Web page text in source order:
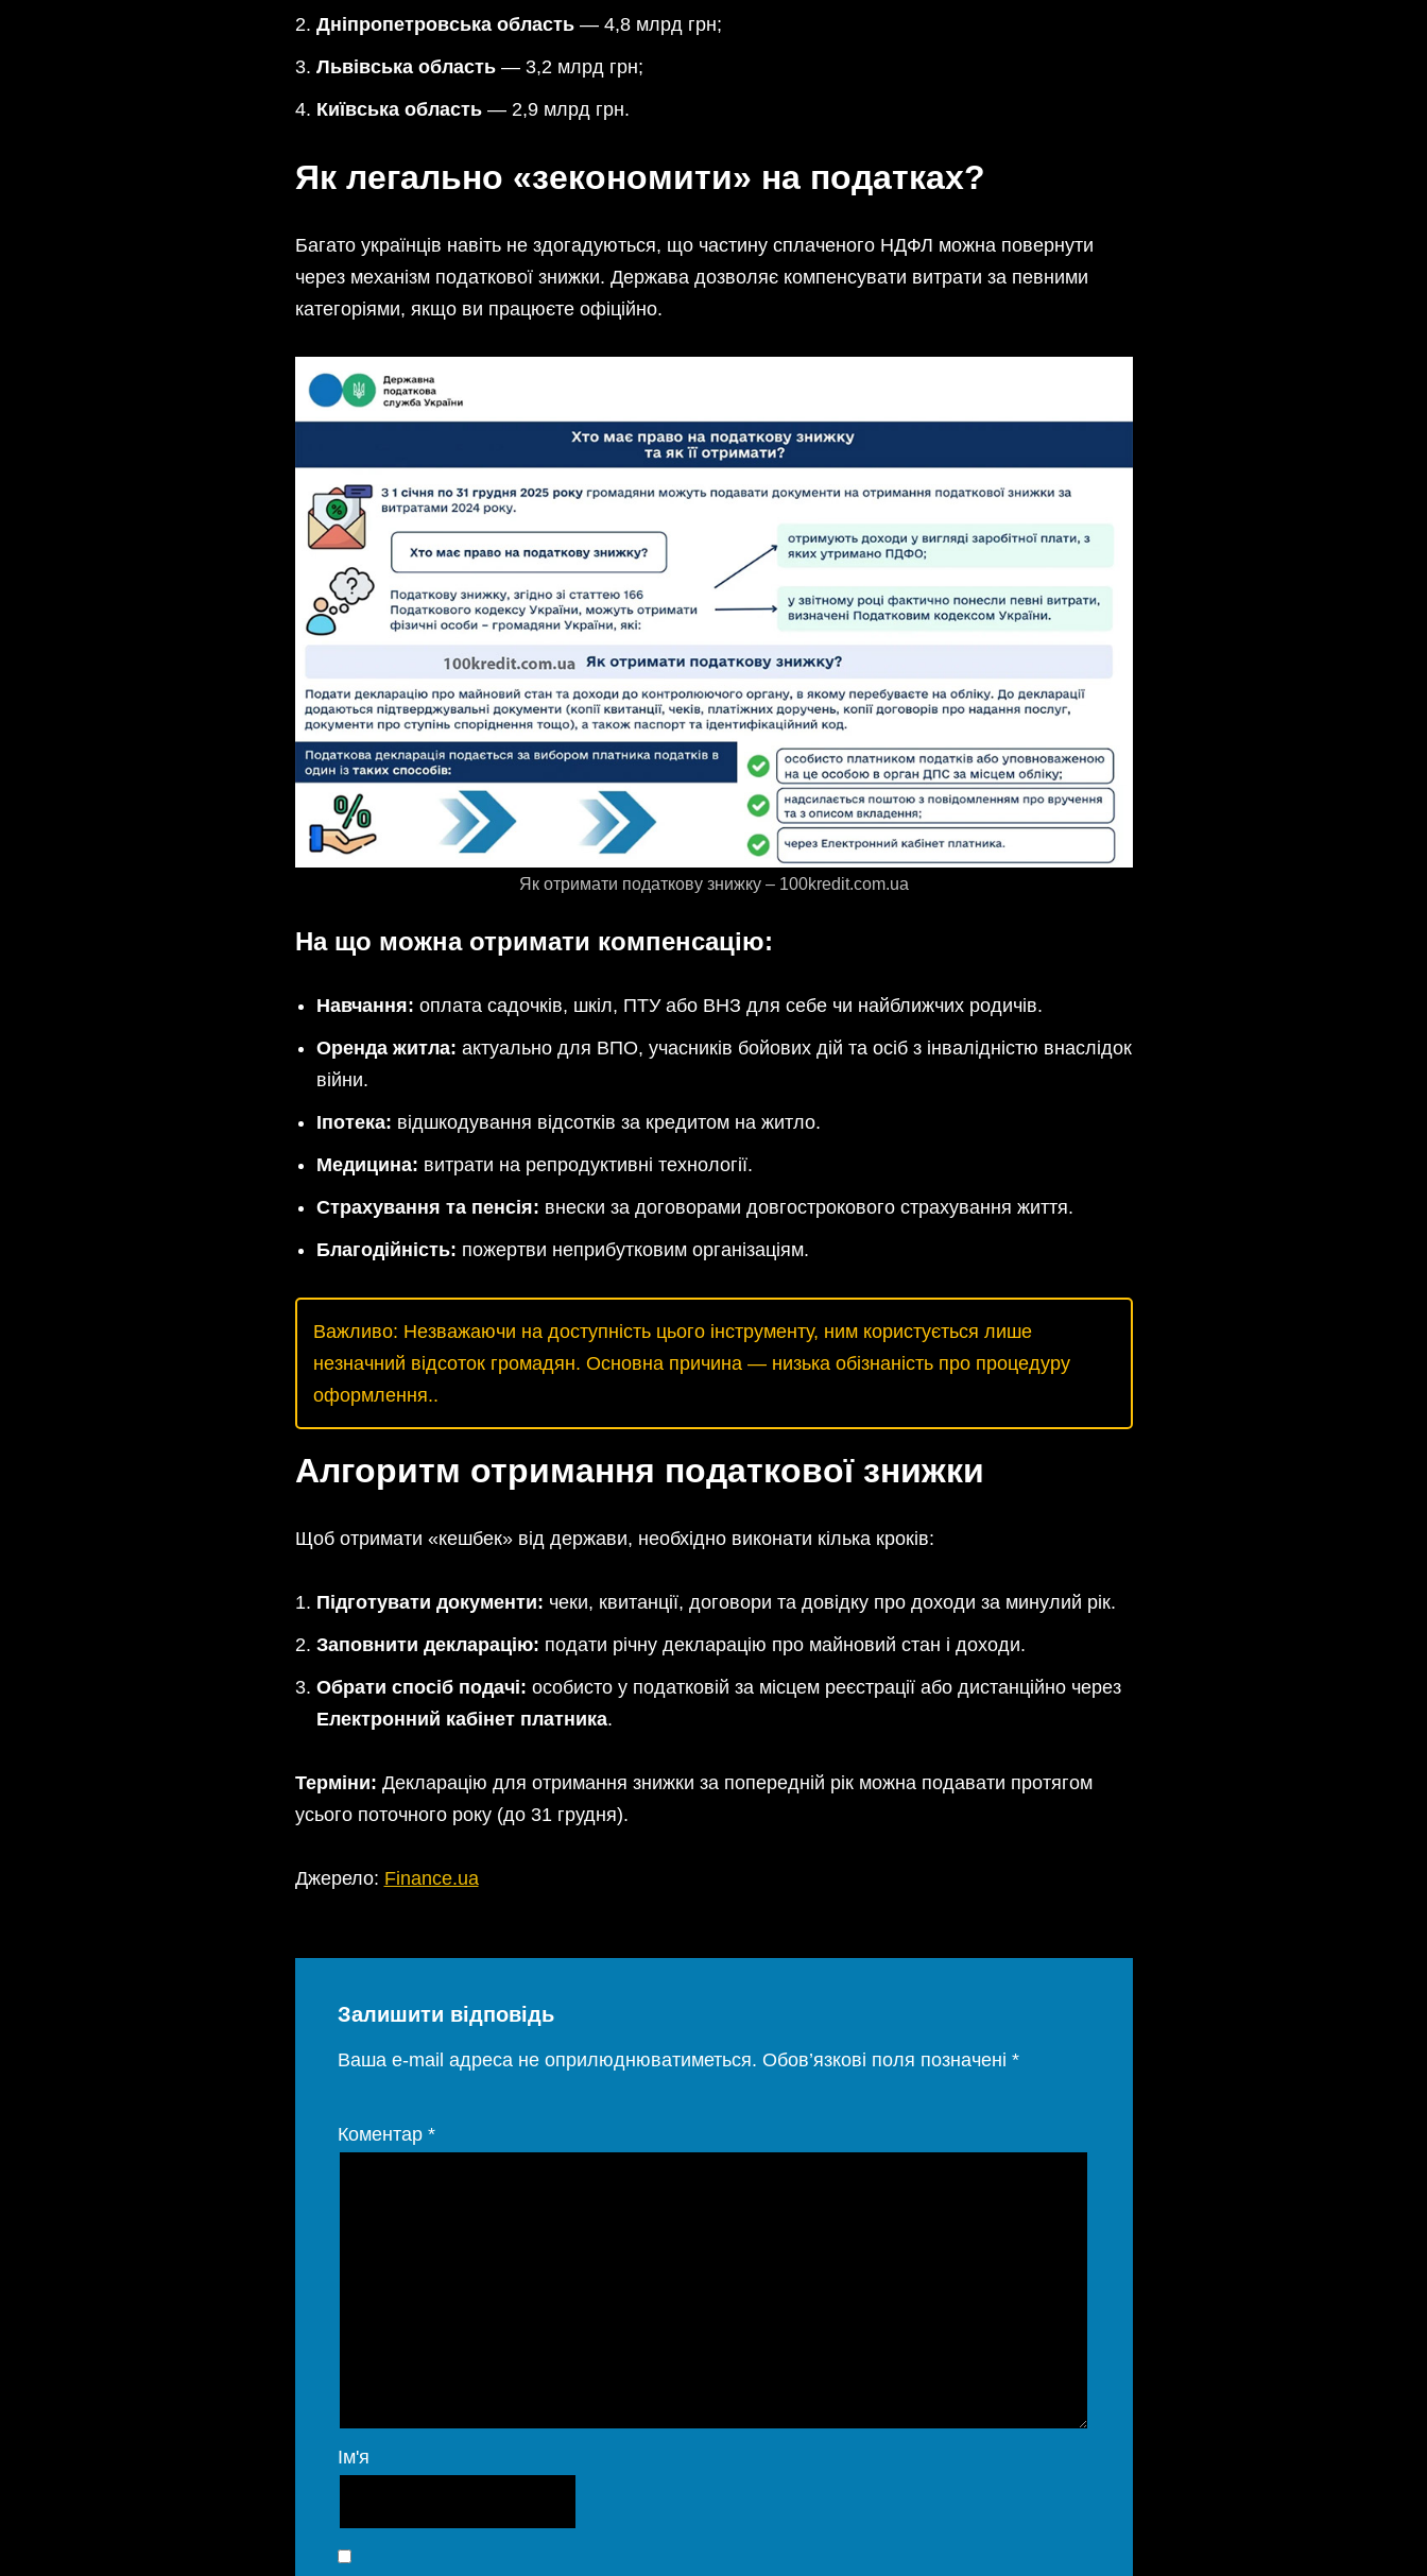
Дніпропетровська область— 4,8 млрд грн;
Львівська область— 3,2 млрд грн;
Київська область— 2,9 млрд грн.
Як легально «зекономити» на податках?
Багато українців навіть не здогадуються, що частину сплаченого НДФЛ можна повернути
через механізм податкової знижки. Держава дозволяє компенсувати витрати за певними
категоріями, якщо ви працюєте офіційно.
Як отримати податкову знижку – 100kredit.com.ua
На що можна отримати компенсацію:
Навчання: оплата садочків, шкіл, ПТУ або ВНЗ для себе чи найближчих родичів.
Оренда житла: актуально для ВПО, учасників бойових дій та осіб з інвалідністю внаслідок
війни.
Іпотека: відшкодування відсотків за кредитом на житло.
Медицина: витрати на репродуктивні технології.
Страхування та пенсія: внески за договорами довгострокового страхування життя.
Благодійність: пожертви неприбутковим організаціям.
Важливо: Незважаючи на доступність цього інструменту, ним користується лише
незначний відсоток громадян. Основна причина — низька обізнаність про процедуру
оформлення..
Алгоритм отримання податкової знижки
Щоб отримати «кешбек» від держави, необхідно виконати кілька кроків:
Підготувати документи: чеки, квитанції, договори та довідку про доходи за минулий рік.
Заповнити декларацію: подати річну декларацію про майновий стан і доходи.
Обрати спосіб подачі: особисто у податковій за місцем реєстрації або дистанційно через
Електронний кабінет платника.
Терміни: Декларацію для отримання знижки за попередній рік можна подавати протягом
усього поточного року (до 31 грудня).
Джерело: Finance.ua
Залишити відповідь
Ваша e-mail адреса не оприлюднюватиметься. Обов’язкові поля позначені *
Коментар *
Ім'я